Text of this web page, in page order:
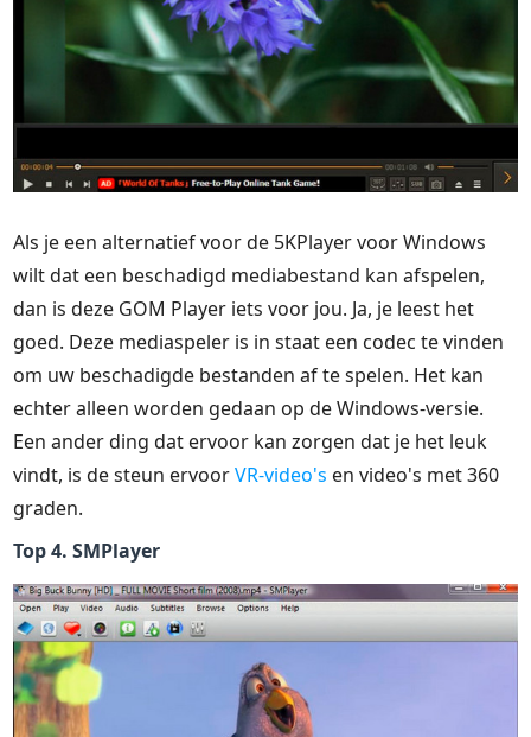
Als je een alternatief voor de 5KPlayer voor Windows
wilt dat een beschadigd mediabestand kan afspelen,
dan is deze GOM Player iets voor jou. Ja, je leest het
goed. Deze mediaspeler is in staat een codec te vinden
om uw beschadigde bestanden af te spelen. Het kan
echter alleen worden gedaan op de Windows-versie.
Een ander ding dat ervoor kan zorgen dat je het leuk
vindt, is de steun ervoorVR-video's en video's met 360
graden.
Top 4. SMPlayer